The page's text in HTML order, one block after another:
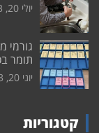
יולי 20, 2023
גורמי
תומר
יוני 20, 2023
קטגוריות